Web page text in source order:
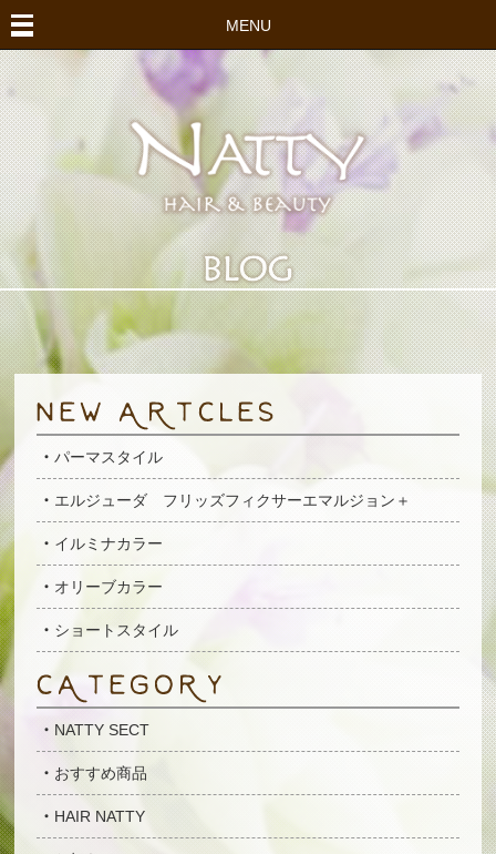
MENU
パーマスタイル
エルジューダ フリッズフィクサーエマルジョン＋
イルミナカラー
オリーブカラー
ショートスタイル
NATTY SECT
おすすめ商品
HAIR NATTY